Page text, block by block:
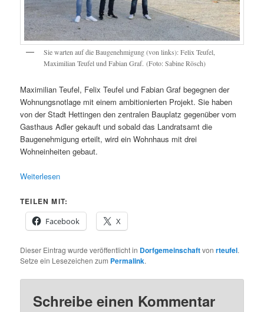
Sie warten auf die Baugenehmigung (von links): Felix Teufel,
Maximilian Teufel und Fabian Graf. (Foto: Sabine Rösch)
Maximilian Teufel, Felix Teufel und Fabian Graf begegnen der
Wohnungsnotlage mit einem ambitionierten Projekt. Sie haben
von der Stadt Hettingen den zentralen Bauplatz gegenüber vom
Gasthaus Adler gekauft und sobald das Landratsamt die
Baugenehmigung erteilt, wird ein Wohnhaus mit drei
Wohneinheiten gebaut.
Weiterlesen
TEILEN MIT:
Facebook
X
Dieser Eintrag wurde veröffentlicht in Dorfgemeinschaftvonrteufel.
Setze ein Lesezeichen zum Permalink.
Schreibe einen Kommentar